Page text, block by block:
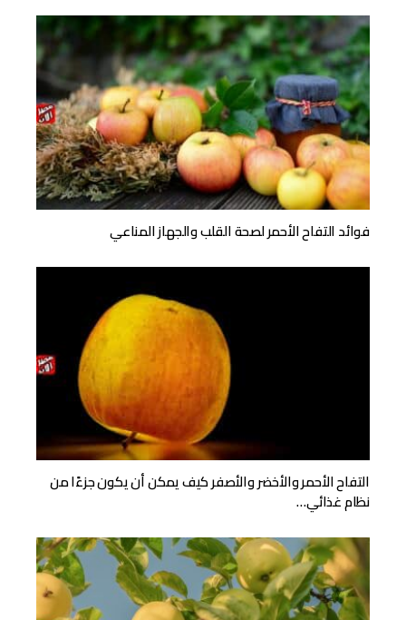
فوائد التفاح الأحمر لصحة القلب والجهاز المناعي
التفاح الأحمر والأخضر والأصفر كيف يمكن أن يكون جزءًا من
نظام غذائي…